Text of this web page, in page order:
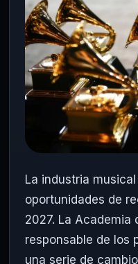
La industria
oportunidades de
2027. La Academia
responsable de los
una serie de